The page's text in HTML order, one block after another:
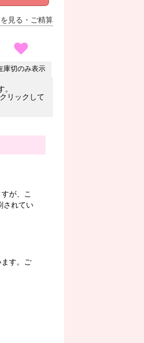
見る ・ご精算
庫切のみ表示
リックして
が、こ
されてい
ます。ご